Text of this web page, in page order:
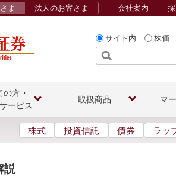
サイト内 株価
ま 法人のお客さま 会社案内
の方・
ービス
取扱商品 マ
株式 投資信託 債券 ラッ
説